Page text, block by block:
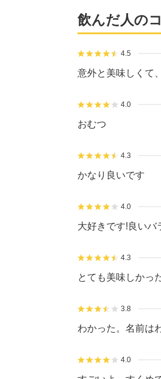
飲んだ人の
4.5
意外と美味しくて
4.0
おむつ
4.3
かなり良いです
4.0
大好きです!良いバ
4.3
とても美味しかっ
3.8
わかった。名前は
4.0